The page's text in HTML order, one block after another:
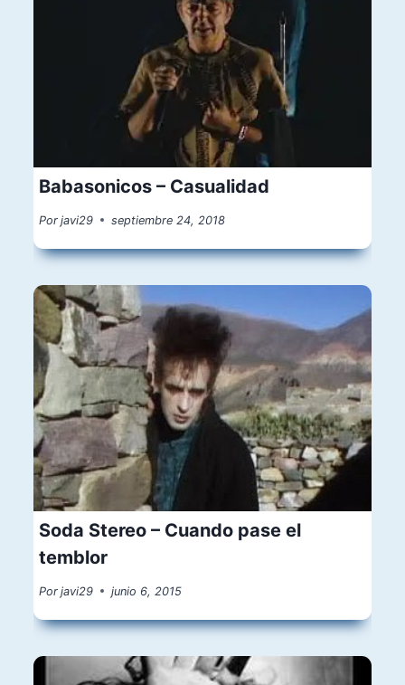
Babasonicos – Casualidad
Por javi29 septiembre 24, 2018
Soda Stereo – Cuando pase el
temblor
Por javi29 junio 6, 2015